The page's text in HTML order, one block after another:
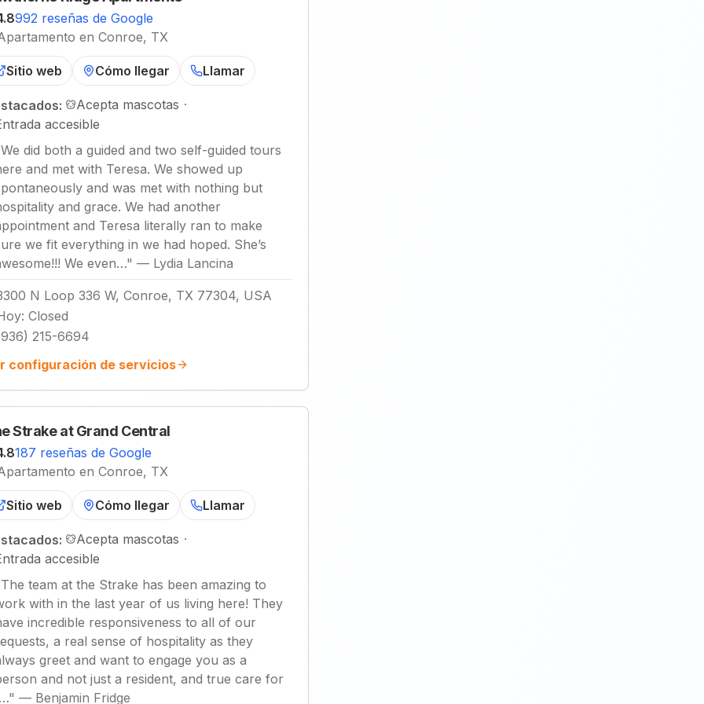
992 reseñas de Google
en Conroe, TX
Sitio web Cómo llegar Llamar
Acepta mascotas ·
accesible
We did both a guided and two self-guided tours
and met with Teresa. We showed up
and was met with nothing but
and grace. We had another
and Teresa literally ran to make
we fit everything in we had hoped. She’s
We even…" — Lydia Lancina
N Loop 336 W, Conroe, TX 77304, USA
: Closed
215-6694
configuración de servicios
Strake at Grand Central
187 reseñas de Google
en Conroe, TX
Sitio web Cómo llegar Llamar
Acepta mascotas ·
accesible
The team at the Strake has been amazing to
with in the last year of us living here! They
incredible responsiveness to all of our
a real sense of hospitality as they
greet and want to engage you as a
and not just a resident, and true care for
" — Benjamin Fridge